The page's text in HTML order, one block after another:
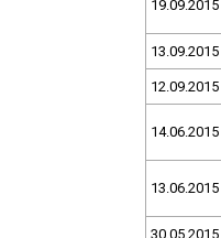
19.09.2015
13.09.2015
12.09.2015
14.06.2015
13.06.2015
30.05.2015